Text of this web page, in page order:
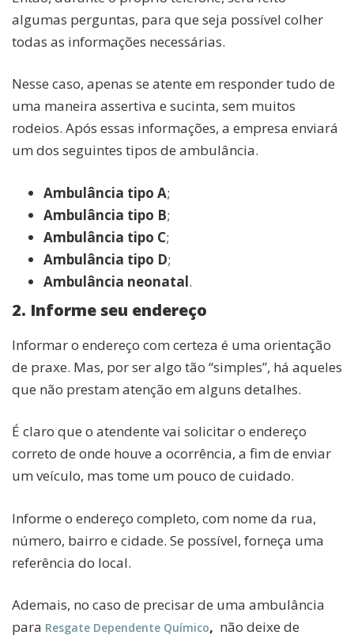
algumas perguntas, para que seja possível colher
todas as informações necessárias.
Nesse caso, apenas se atente em responder tudo de
uma maneira assertiva e sucinta, sem muitos
rodeios. Após essas informações, a empresa enviará
um dos seguintes tipos de ambulância.
Ambulância tipo A;
Ambulância tipo B;
Ambulância tipo C;
Ambulância tipo D;
Ambulância neonatal.
2. Informe seu endereço
Informar o endereço com certeza é uma orientação
de praxe. Mas, por ser algo tão “simples”, há aqueles
que não prestam atenção em alguns detalhes.
É claro que o atendente vai solicitar o endereço
correto de onde houve a ocorrência, a fim de enviar
um veículo, mas tome um pouco de cuidado.
Informe o endereço completo, com nome da rua,
número, bairro e cidade. Se possível, forneça uma
referência do local.
Ademais, no caso de precisar de uma ambulância
para Resgate Dependente Químico, não deixe de